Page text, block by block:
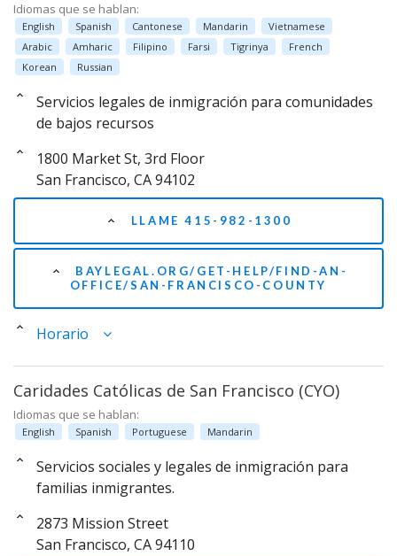
Idiomas que se hablan:
English Spanish Cantonese Mandarin
Vietnamese
Arabic
Amharic Filipino Farsi Tigrinya
French
Korean
Russian
Servicios legales de inmigración para comunidades
de bajos recursos
1800 Market St, 3rd Floor
San Francisco, CA 94102
LLAME 415-982-1300
BAYLEGAL.ORG/GET-HELP/FIND-AN-
OFFICE/SAN-FRANCISCO-COUNTY
Horario
Caridades Católicas de San Francisco (CYO)
Idiomas que se hablan:
English Spanish Portuguese Mandarin
Servicios sociales y legales de inmigración para
familias inmigrantes.
2873 Mission Street
San Francisco, CA 94110